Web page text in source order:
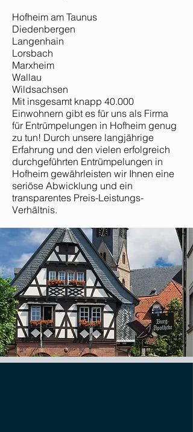
Hofheim am Taunus
Diedenbergen
Langenhain
Lorsbach
Marxheim
Wallau
Wildsachsen
Mit insgesamt knapp 40.000
Einwohnern gibt es für uns als Firma
für Entrümpelungen in Hofheim genug
zu tun! Durch unsere langjährige
Erfahrung und den vielen erfolgreich
durchgeführten Entrümpelungen in
Hofheim gewährleisten wir Ihnen eine
seriöse Abwicklung und ein
transparentes Preis-Leistungs-
Verhältnis.